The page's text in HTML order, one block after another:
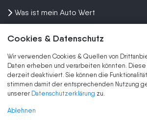
Cookies & Datenschutz
Wir verwenden Cookies & Quellen von
Daten erheben und verarbeiten könnten. Diese
derzeit deaktiviert. Sie können die
stimmen damit der entsprechenden Nutzung
unserer Datenschutzerklärung zu.
Ablehnen
Was ist mein Auto Wert
Wir kaufen dein Auto
Marken